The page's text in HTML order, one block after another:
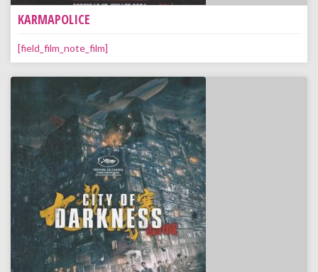
KARMAPOLICE
[field_film_note_film]